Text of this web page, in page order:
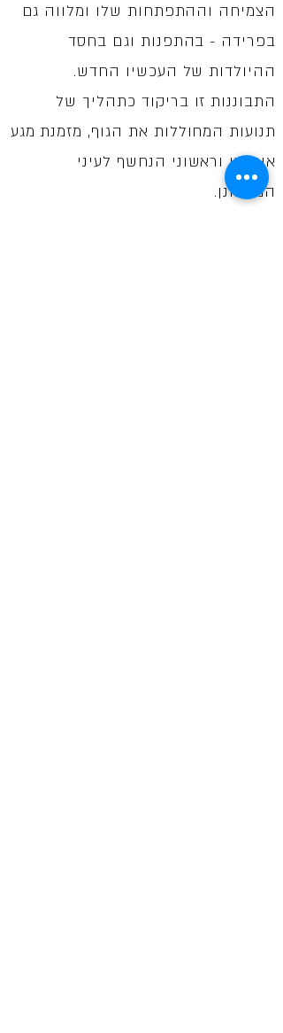
הצמיחה וההתפתחות שלו ומלווה גם
בפרידה - בהתפנות וגם בחסד
ההיולדות של העכשיו החדש.
התבוננות זו בריקוד כתהליך של
תנועות המחוללות את הגוף, מזמנת מגע
אותנטי וראשוני הנחשף לעיני
המתבונן.